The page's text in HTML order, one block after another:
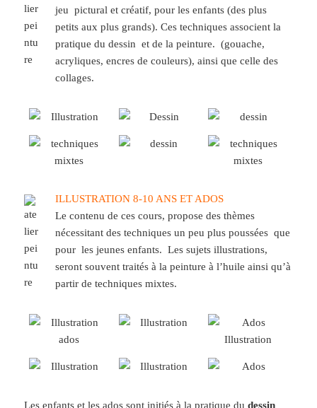
jeu pictural et créatif, pour les enfants (des plus
petits aux plus grands). Ces techniques associent la
pratique du dessin et de la peinture. (gouache,
acryliques, encres de couleurs), ainsi que celle des
collages.
ILLUSTRATION 8-10 ANS ET ADOS
Le contenu de ces cours, propose des thèmes
nécessitant des techniques un peu plus poussées que
pour les jeunes enfants. Les sujets illustrations,
seront souvent traités à la peinture à l’huile ainsi qu’à
partir de techniques mixtes.
Les enfants et les ados sont initiés à la pratique dudessin